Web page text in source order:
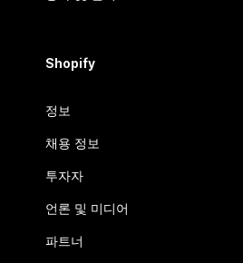
Shopify
정보
채용 정보
투자자
언론 및 미디어
파트너